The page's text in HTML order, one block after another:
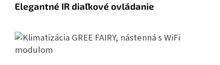
Elegantné IR diaľkové ovládanie